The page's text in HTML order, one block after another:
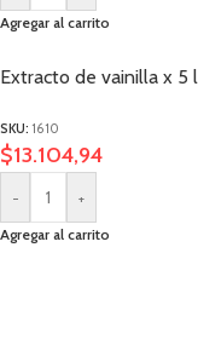
Agregar al carrito
Extracto de vainilla x 5 l
SKU: 1610
$13.104,94
- +
Agregar al carrito